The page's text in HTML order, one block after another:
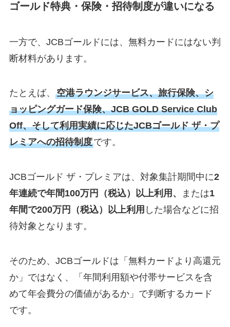
ゴールド特典・保険・招待制度が違いになる
一方で、JCBゴールドには、無料カードにはない判
断材料があります。
たとえば、 空港ラウンジサービス、旅行保険、シ
ョッピングガード保険、JCB GOLD Service Club
Off、そして利用実績に応じたJCBゴールド ザ・プ
レミアへの招待制度です。
JCBゴールド ザ・プレミアは、対象集計期間中に2
年連続で年間100万円（税込）以上利用、
または1
年間で200万円（税込）以上利用 した場合などに招
待対象となります。
そのため、JCBゴールドは「無料カードより高還元
か」ではなく、「年間利用額や付帯サービスを含
めて年会費分の価値があるか」で判断するカード
です。